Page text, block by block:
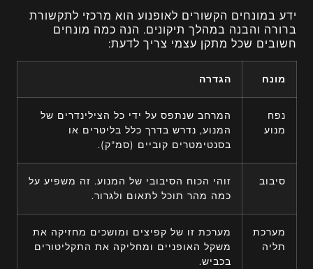
ידע במונחים הקשורים לאופנוע הוא מרכזי לתקשורת
ברורה והבנה במהלך תיקונים. הנה כמה מונחים
חשובים שכל מתקן עצמי צריך לדעת:
מונח הגדרה
נפח
מנוע
המרחב שנתפס על ידי כל הצילינדרים של
המנוע, נדרש בדרך כלל בליטרים או
בסנטימטרים קוביים (סמ"ק).
סיבוב
זוהי הכוח הסיבובי של המנוע. זה משפיע על
כמה מהר תוכל לתאום ולגרור.
מערכת
תליה
מערכת זו של קפיצים ומושכים מחזיקה את
משקל האופניים ומחליקה את התקליטורים
בכביש.